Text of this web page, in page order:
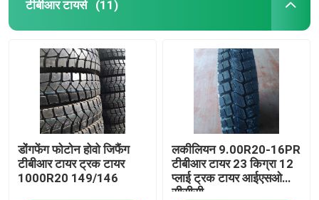
टीबीआर टायर्स (11)
डोंगफेंग फोटोन होवो जिफैंग
टीबीआर टायर ट्रक टायर
1000R20 149/146
लकीलियन 9.00R20-16PR
टीबीआर टायर 23 किग्रा 12
प्लाई ट्रक टायर आईएसओ
सीसीसी